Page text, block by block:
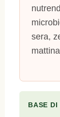
sera,
BASE DI